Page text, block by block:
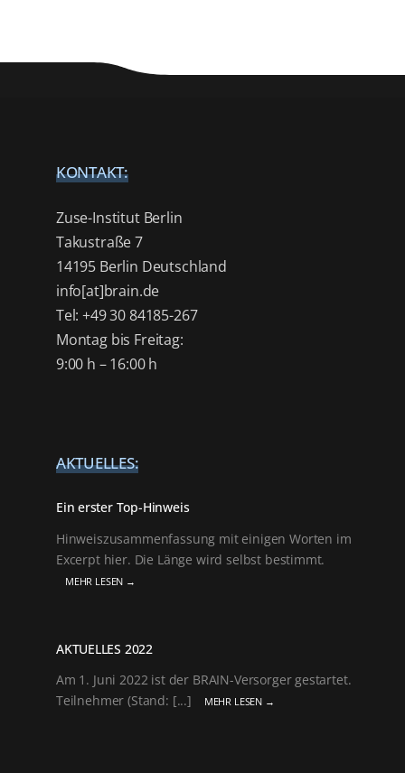
KONTAKT:
Zuse-Institut Berlin
Takustraße 7
14195 Berlin Deutschland
info[at]brain.de
Tel: +49 30 84185-267
Montag bis Freitag:
9:00 h – 16:00 h
AKTUELLES:
Ein erster Top-Hinweis
Hinweiszusammenfassung mit einigen Worten im
Excerpt hier. Die Länge wird selbst bestimmt.
MEHR LESEN →
AKTUELLES 2022
Am 1. Juni 2022 ist der BRAIN-Versorger gestartet.
Teilnehmer (Stand: [...]
MEHR LESEN →